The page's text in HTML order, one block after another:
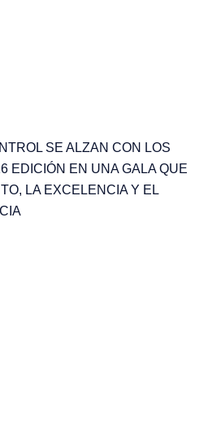
SE ALZAN CON LOS
EDICIÓN EN UNA GALA QUE
LA EXCELENCIA Y EL